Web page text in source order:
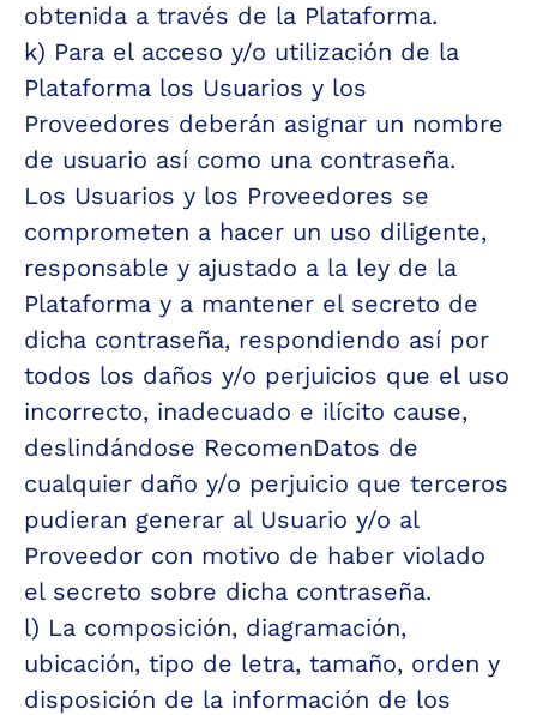
obtenida a través de la Plataforma.
k) Para el acceso y/o utilización de la
Plataforma los Usuarios y los
Proveedores deberán asignar un nombre
de usuario así como una contraseña.
Los Usuarios y los Proveedores se
comprometen a hacer un uso diligente,
responsable y ajustado a la ley de la
Plataforma y a mantener el secreto de
dicha contraseña, respondiendo así por
todos los daños y/o perjuicios que el uso
incorrecto, inadecuado e ilícito cause,
deslindándose RecomenDatos de
cualquier daño y/o perjuicio que terceros
pudieran generar al Usuario y/o al
Proveedor con motivo de haber violado
el secreto sobre dicha contraseña.
l) La composición, diagramación,
ubicación, tipo de letra, tamaño, orden y
disposición de la información de los